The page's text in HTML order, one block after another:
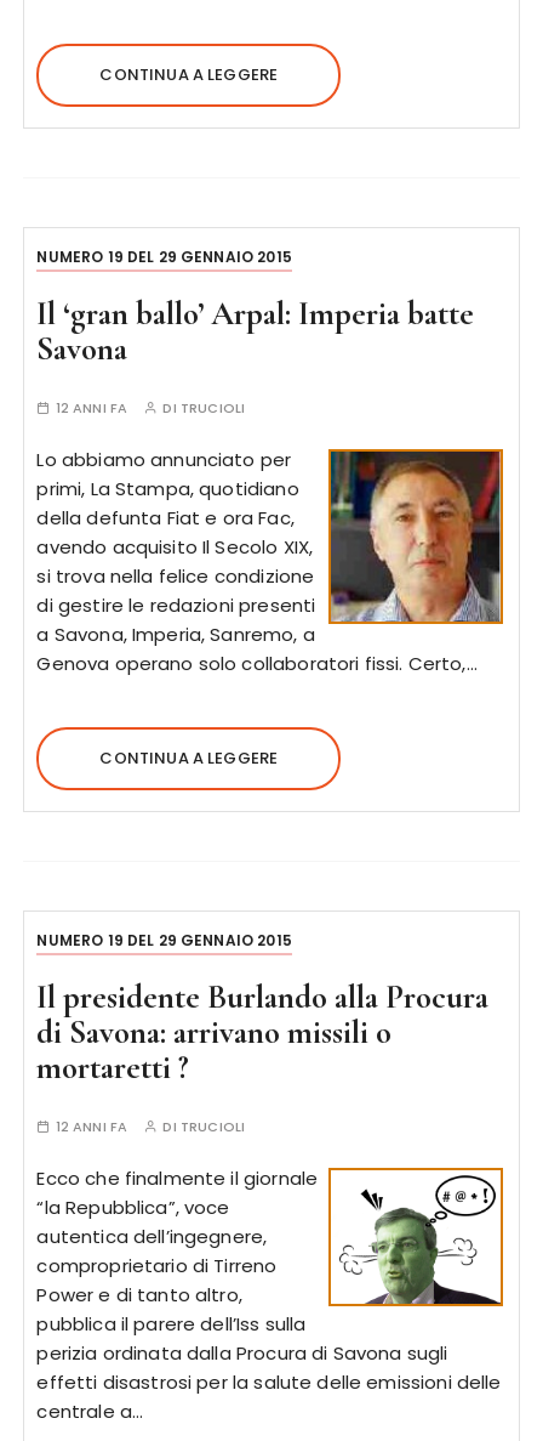
CONTINUA A LEGGERE
NUMERO 19 DEL 29 GENNAIO 2015
Il ‘gran ballo’ Arpal: Imperia batte
Savona
12 ANNI FA DI TRUCIOLI
Lo abbiamo annunciato per
primi, La Stampa, quotidiano
della defunta Fiat e ora Fac,
avendo acquisito Il Secolo XIX,
si trova nella felice condizione
di gestire le redazioni presenti
a Savona, Imperia, Sanremo, a
Genova operano solo collaboratori fissi. Certo,…
CONTINUA A LEGGERE
NUMERO 19 DEL 29 GENNAIO 2015
Il presidente Burlando alla Procura
di Savona: arrivano missili o
mortaretti ?
12 ANNI FA DI TRUCIOLI
Ecco che finalmente il giornale
“la Repubblica”, voce
autentica dell’ingegnere,
comproprietario di Tirreno
Power e di tanto altro,
pubblica il parere dell’Iss sulla
perizia ordinata dalla Procura di Savona sugli
effetti disastrosi per la salute delle emissioni delle
centrale a…